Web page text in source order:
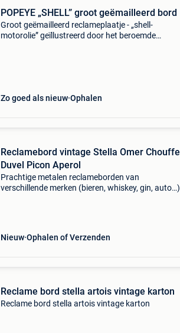
POPEYE „SHELL” groot geëmailleerd bord
Groot geëmailleerd reclameplaatje - „shell-
motorolie” geïllustreerd door het beroemde
Zo goed als nieuw Ophalen
Reclamebord vintage Stella Omer Chouffe
Duvel Picon Aperol
Prachtige metalen reclameborden van
verschillende merken (bieren, whiskey, gin, auto…)
Nieuw Ophalen of Verzenden
Reclame bord stella artois vintage karton
Reclame bord stella artois vintage karton